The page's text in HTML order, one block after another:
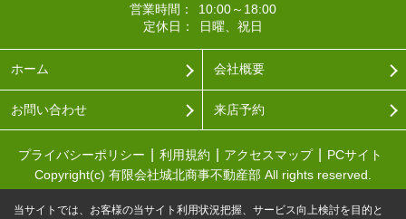
営業時間：
10:00～18:00
定休日：
日曜、祝日
ホーム 会社概要
お問い合わせ 来店予約
プライバシーポリシー 利用規約 アクセスマップ
PCサイト
Copyright(c) 有限会社城北商事不動産部 All rights reserved.
当サイトでは、お客様の当サイト利用状況把握、サービス向上検討を目的と